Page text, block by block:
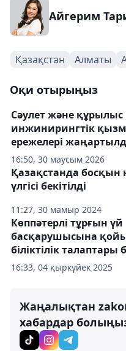
Айгерим
Қазақстан Алматы
Оқи отырыңыз
16:50, 30 маусым 2026
Сәулет және
инжинирингтік
ережелері
11:27, 30 мамыр 2024
Қазақстанда босқын
үлгісі бекітілді
16:33, 04 қыркүйек 2025
Көппәтерлі тұрғын үй
басқарушысына
біліктілік талаптары
Жаңалықтан
хабардар